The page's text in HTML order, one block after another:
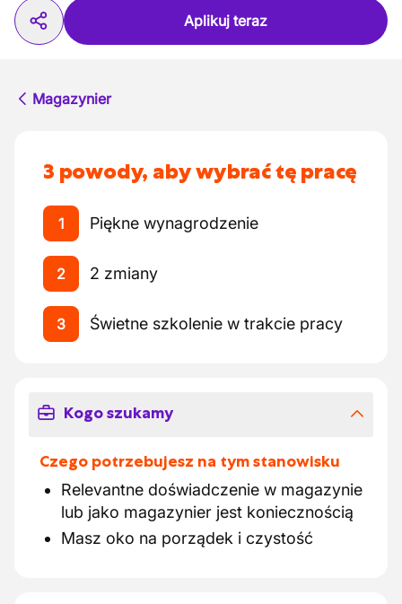
Aplikuj teraz
Magazynier
3 powody, aby wybrać tę pracę
1 Piękne wynagrodzenie
2 2 zmiany
3 Świetne szkolenie w trakcie pracy
Kogo szukamy
Czego potrzebujesz na tym stanowisku
Relevantne doświadczenie w magazynie
lub jako magazynier jest koniecznością
Masz oko na porządek i czystość